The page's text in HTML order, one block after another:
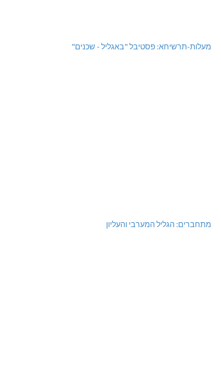
מעלות-תרשיחא: פסטיבל "באגליל - שכנים"
מתחברים: הגליל המערבי והעליון